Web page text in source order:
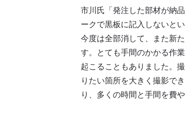
市川氏「発注した部材が納
ークで黒板に記入しないと
今度は全部消して、また新
す。とても手間のかかる作
起こることもありました。
りたい箇所を大きく撮影で
り、多くの時間と手間を費